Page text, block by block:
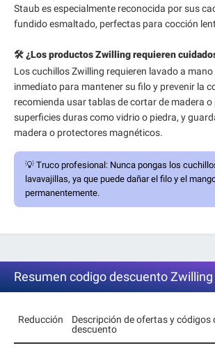
Staub es especialmente reconocida por sus
fundido esmaltado, perfectas para cocción
🛠️ ¿Los productos Zwilling requieren
Los cuchillos Zwilling requieren lavado a mano
inmediato para mantener su filo y prevenir la
recomienda usar tablas de cortar de madera
superficies duras como vidrio o piedra, y
madera o protectores magnéticos.
💡 Truco profesional: Nunca pongas los
lavavajillas, ya que puede dañar el filo y el
permanentemente.
Resumen codigo descuento Zwilling
Reducción
Descripción de ofertas y códigos
descuento